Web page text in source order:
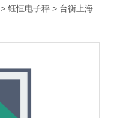
>钰恒电子秤 > 台衡上海M301/M302身高体重秤，Z大称重250kg电子秤一级代理商